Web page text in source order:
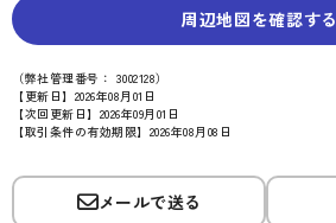
周辺地図を確認する
（弊社管理番号： 3002128）
【更新日】2026年08月01日
【次回更新日】2026年09月01日
【取引条件の有効期限】2026年08月08日
メールで送る